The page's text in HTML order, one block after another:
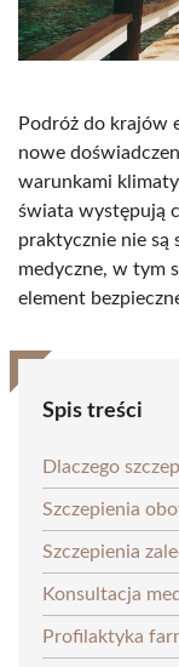
Podróż do krajów
nowe
warunkami
świata występują
praktycznie nie
medyczne, w tym
element
Spis treści
Dlaczego
Szczepienia
Szczepienia
Konsultacja
Profilaktyka